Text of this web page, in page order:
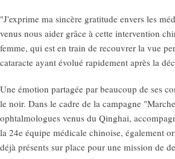
"J'exprime ma sincère gratitude envers les
venus nous aider grâce à cette intervention
femme, qui est en train de recouvrer la vue
cataracte ayant évolué rapidement après la
Une émotion partagée par beaucoup de ses
le noir. Dans le cadre de la campagne
ophtalmologues venus du Qinghai,
la 24e équipe médicale chinoise, également
déjà présents sur place pour une mission de